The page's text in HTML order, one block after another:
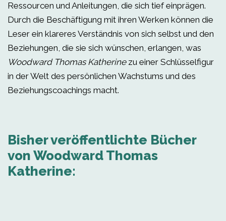
Ressourcen und Anleitungen, die sich tief einprägen.
Durch die Beschäftigung mit ihren Werken können die
Leser ein klareres Verständnis von sich selbst und den
Beziehungen, die sie sich wünschen, erlangen, was
Woodward Thomas Katherinezu einer Schlüsselfigur
in der Welt des persönlichen Wachstums und des
Beziehungscoachings macht.
Bisher veröffentlichte Bücher
von Woodward Thomas
Katherine: